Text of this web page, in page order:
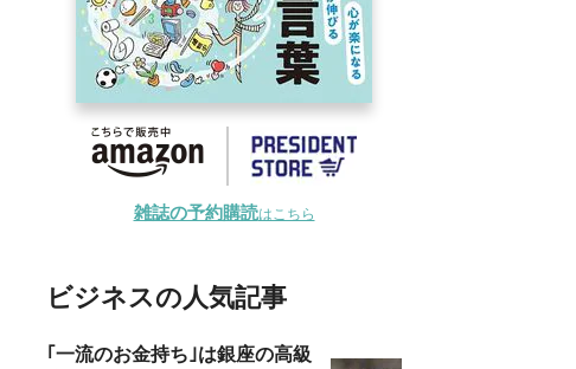
雑誌の予約購読はこちら
ビジネスの人気記事
｢一流のお金持ち｣は銀座の高級